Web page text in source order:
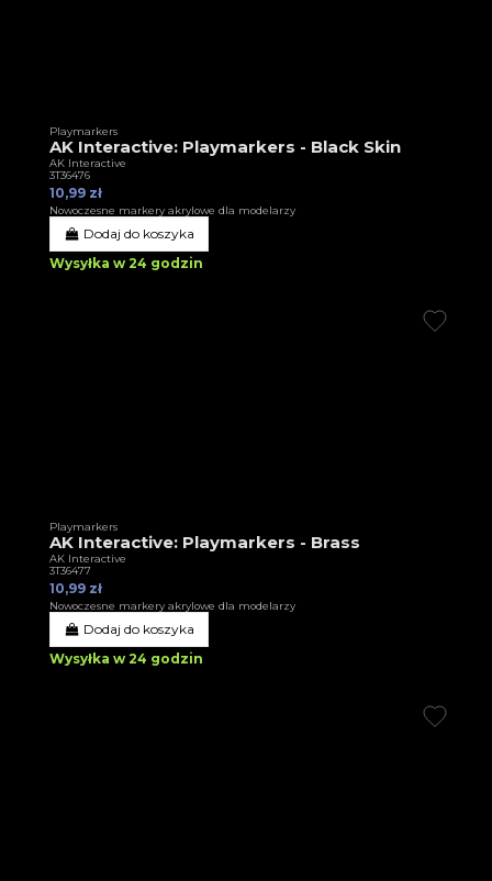
Playmarkers
AK Interactive: Playmarkers - Black Skin
AK Interactive
3T36476
10,99 zł
Nowoczesne markery akrylowe dla modelarzy
Dodaj do koszyka
Wysyłka w 24 godzin
Playmarkers
AK Interactive: Playmarkers - Brass
AK Interactive
3T36477
10,99 zł
Nowoczesne markery akrylowe dla modelarzy
Dodaj do koszyka
Wysyłka w 24 godzin